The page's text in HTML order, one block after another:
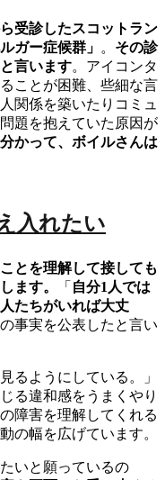
受診したスコットラン
ガー症候群」 。 その診
言います。アイコンタ
ことが困難、些細な言
関係を築いたりコミュ
題を抱えていた原因が
かって、ボイルさんは
入れたい
とを理解して接しても
ます。
「 自分1人では
たちがいれば大丈
事実を公表したと言い
るようにしている。」
る違和感をうまくやり
障害を理解してくれる
の幅を広げています。
いと願っているの